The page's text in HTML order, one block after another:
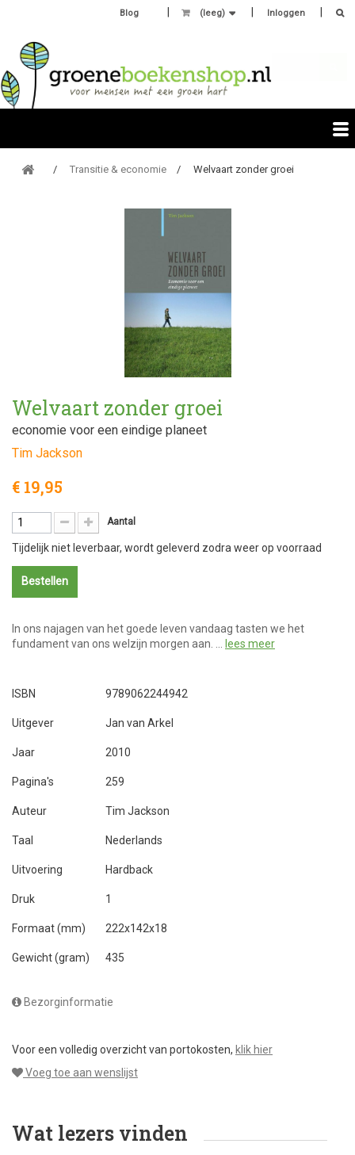
Inloggen
(leeg)
Blog
Transitie & economie Welvaart zonder groei
Welvaart zonder groei
economie voor een eindige planeet
Tim Jackson
€ 19,95
Aantal
Tijdelijk niet leverbaar, wordt geleverd zodra weer op voorraad
Bestellen
In ons najagen van het goede leven vandaag tasten we het
fundament van ons welzijn morgen aan. …
lees meer
ISBN 9789062244942
Uitgever Jan van Arkel
Jaar 2010
Pagina's 259
Auteur Tim Jackson
Taal Nederlands
Uitvoering Hardback
Druk 1
Formaat (mm) 222x142x18
Gewicht (gram) 435
Bezorginformatie
Voor een volledig overzicht van portokosten, klik hier
Voeg toe aan wenslijst
Wat lezers vinden